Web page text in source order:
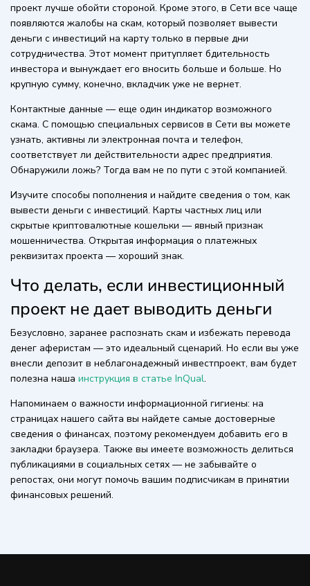
проект лучше обойти стороной. Кроме этого, в Сети все чаще
появляются жалобы на скам, который позволяет вывести
деньги с инвестиций на карту только в первые дни
сотрудничества. Этот момент притупляет бдительность
инвестора и вынуждает его вносить больше и больше. Но
крупную сумму, конечно, вкладчик уже не вернет.
Контактные данные — еще один индикатор возможного
скама. С помощью специальных сервисов в Сети вы можете
узнать, активны ли электронная почта и телефон,
соответствует ли действительности адрес предприятия.
Обнаружили ложь? Тогда вам не по пути с этой компанией.
Изучите способы пополнения и найдите сведения о том, как
вывести деньги с инвестиций. Карты частных лиц или
скрытые криптовалютные кошельки — явный признак
мошенничества. Открытая информация о платежных
реквизитах проекта — хороший знак.
Что делать, если инвестиционный
проект не дает выводить деньги
Безусловно, заранее распознать скам и избежать перевода
денег аферистам — это идеальный сценарий. Но если вы уже
внесли депозит в неблагонадежный инвестпроект, вам будет
полезна наша инструкция в статье InQual.
Напоминаем о важности информационной гигиены: на
страницах нашего сайта вы найдете самые достоверные
сведения о финансах, поэтому рекомендуем добавить его в
закладки браузера. Также вы имеете возможность делиться
публикациями в социальных сетях — не забывайте о
репостах, они могут помочь вашим подписчикам в принятии
финансовых решений.